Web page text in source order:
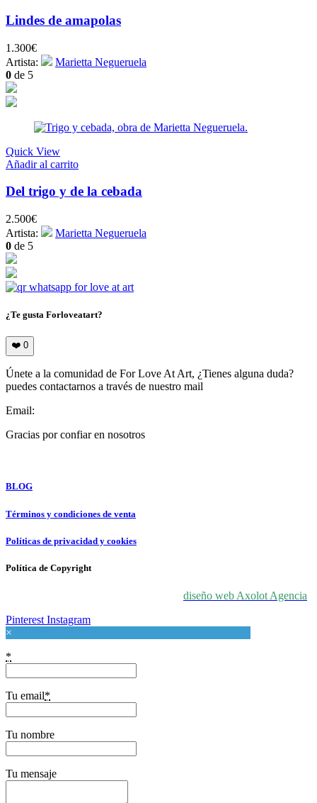
Lindes de amapolas
1.300€
Artista:
Marietta Negueruela
0 de 5
Quick View
Añadir al carrito
Del trigo y de la cebada
2.500€
Artista:
Marietta Negueruela
0 de 5
¿Te gusta Forloveatart?
❤️ 0
Únete a la comunidad de For Love At Art, ¿Tienes alguna duda?
puedes contactarnos a través de nuestro mail
Email:
Gracias por confiar en nosotros
BLOG
Términos y condiciones de venta
Políticas de privacidad y cookies
Política de Copyright
diseño web Axolot Agencia
Pinterest Instagram
×
*
Tu email*
Tu nombre
Tu mensaje